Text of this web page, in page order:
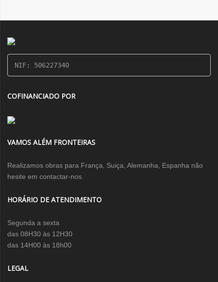
NIF: 506227340
COFINANCIADO POR
VAMOS ALÉM FRONTEIRAS
Realizamos obras para França, Suiça, Alemanha, Espanha não
hesite em contactar-nos.
HORÁRIO DE ATENDIMENTO
Segunda a sexta
das 08H30 às 12H30
das 14H00 às 18h00
LEGAL